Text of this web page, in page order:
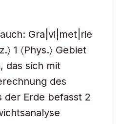
Gra|vi|met|rie
1 〈Phys.〉 Gebiet
das sich mit
des
der Erde befasst 2